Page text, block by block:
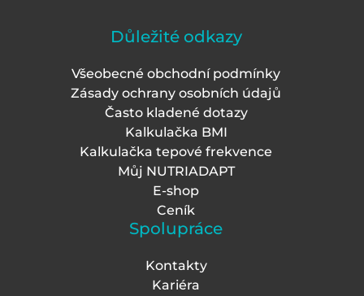
Důležité odkazy
Všeobecné obchodní podmínky
Zásady ochrany osobních údajů
Často kladené dotazy
Kalkulačka BMI
Kalkulačka tepové frekvence
Můj NUTRIADAPT
E-shop
Ceník
Spolupráce
Kontakty
Kariéra